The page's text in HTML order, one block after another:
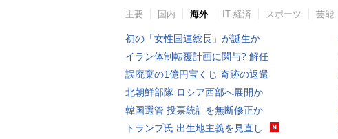
主要 国内 海外 IT 経済 スポーツ 芸能
初の「女性国連総長」が誕生か
イラン体制転覆計画に関与? 解任
誤廃棄の1億円宝くじ 奇跡の返還
北朝鮮部隊 ロシア西部へ展開か
韓国選管 投票統計を無断修正か
トランプ氏 出生地主義を見直し